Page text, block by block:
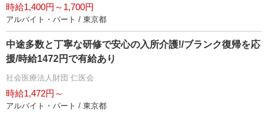
時給1,400円～1,700円
アルバイト・パート / 東京都
中途多数と丁寧な研修で安心の入所介護!/ブランク復帰を応
援/時給1472円で有給あり
社会医療法人財団 仁医会
時給1,472円～
アルバイト・パート / 東京都